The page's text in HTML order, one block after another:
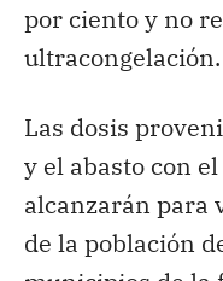
por ciento y no
ultracongelación.
Las dosis
y el abasto con
alcanzarán para
de la población